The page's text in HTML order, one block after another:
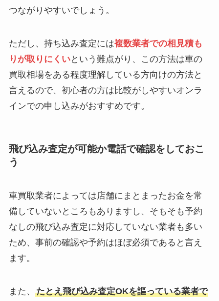
つながりやすいでしょう。
ただし、持ち込み査定には複数業者での相見積も
りが取りにくいという難点がり、この方法は車の
買取相場をある程度理解している方向けの方法と
言えるので、初心者の方は比較がしやすいオンラ
インでの申し込みがおすすめです。
飛び込み査定が可能か電話で確認をしておこ
う
車買取業者によっては店舗にまとまったお金を常
備していないところもありますし、そもそも予約
なしの飛び込み査定に対応していない業者も多い
ため、事前の確認や予約はほぼ必須であると言え
ます。
また、 たとえ飛び込み査定OKを謳っている業者で